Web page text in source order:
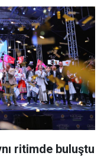
ritimde buluştu